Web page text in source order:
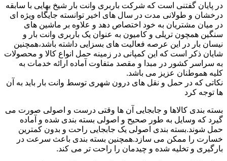
در پایان گفتنی است که شرکت باربری وانت بار شیخ بهایی با سابقه
درخشان و طولانی مدت در سال های اخیر توانسته جایگاه ویژه ای
در میان مشتریان به خود اختصاص دهد و علاوه بر ماشین های
سنگین همچون تریلی و کامیون به عنوان یک باربری وانت بار و
نیسان بار در این عرصه فعالیت های بسزایی داشته باشد،همچنین
شایان ذکر است که این کمپانی در زمینه حمل انواع کالا و محصولات
به سراسر کشور در مبدا و مقصد متفاوت آماده ارائه خدمات به
کلیه هموطنان عزیز می باشد.
نکاتی که در حمل و نقل های درون شهری توسط وانت بار باید به آن
ها توجه کرد
بسته بندی کالاها و جابجایی آن ها وقتی درست و اصولی صورت می
گیرد که وسایل به طور صحیح و اصولی بسته بندی شده و آماده
حمل شوند.بسته بندی اصولی یک جابجایی راحت و بدون کمترین
خسارت را ممکن می سازد.همچنین بسته بندی باعث سرعت در
بارگیری و تخلیه شده و چیدمان را راحت تر می کند.